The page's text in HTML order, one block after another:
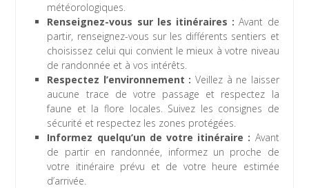
météorologiques.
Renseignez-vous sur les itinéraires : Avant de
partir, renseignez-vous sur les différents sentiers et
choisissez celui qui convient le mieux à votre niveau
de randonnée et à vos intérêts.
Respectez l’environnement : Veillez à ne laisser
aucune trace de votre passage et respectez la
faune et la flore locales. Suivez les consignes de
sécurité et respectez les zones protégées.
Informez quelqu’un de votre itinéraire : Avant
de partir en randonnée, informez un proche de
votre itinéraire prévu et de votre heure estimée
d’arrivée.